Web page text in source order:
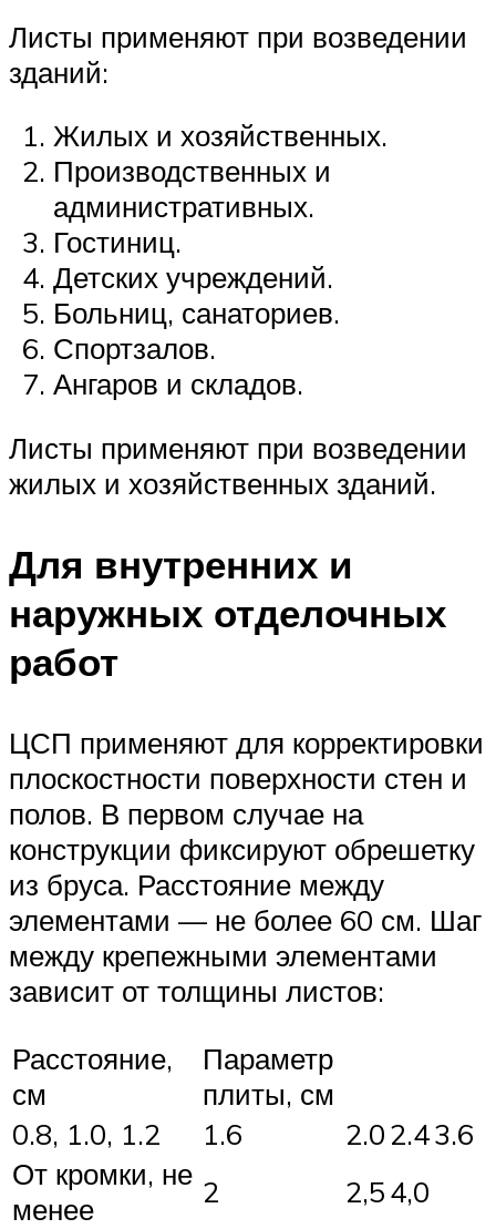
Листы применяют при возведении
зданий:
Жилых и хозяйственных.
Производственных и
административных.
Гостиниц.
Детских учреждений.
Больниц, санаториев.
Спортзалов.
Ангаров и складов.
Листы применяют при возведении
жилых и хозяйственных зданий.
Для внутренних и
наружных отделочных
работ
ЦСП применяют для корректировки
плоскостности поверхности стен и
полов. В первом случае на
конструкции фиксируют обрешетку
из бруса. Расстояние между
элементами — не более 60 см. Шаг
между крепежными элементами
зависит от толщины листов:
Расстояние,
см
Параметр
плиты, см
0.8, 1.0, 1.2
1.6 2.02.43.6
От кромки, не
менее
2 2,54,0